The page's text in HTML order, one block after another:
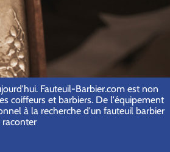
Fauteuil-Barbier.com est non
coiffeurs et barbiers. De l'équipement
à la recherche d'un fauteuil barbier